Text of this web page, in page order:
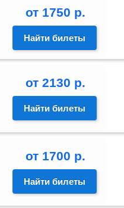
от 1750 р.
Найти билеты
от 2130 р.
Найти билеты
от 1700 р.
Найти билеты